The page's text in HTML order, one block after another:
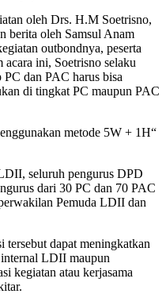
oleh Drs. H.M Soetrisno,
berita oleh Samsul Anam
outbondnya, peserta
acara ini, Soetrisno selaku
PC dan PAC harus bisa
di tingkat PC maupun PAC
metode 5W + 1H“
seluruh pengurus DPD
dari 30 PC dan 70 PAC
Pemuda LDII dan
tersebut dapat meningkatkan
LDII maupun
kegiatan atau kerjasama